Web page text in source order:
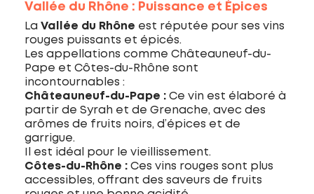
Vallée du Rhône : Puissance et Épices
La Vallée du Rhône est réputée pour ses vins
rouges puissants et épicés.
Les appellations comme Châteauneuf-du-
Pape et Côtes-du-Rhône sont
incontournables :
Châteauneuf-du-Pape : Ce vin est élaboré à
partir de Syrah et de Grenache, avec des
arômes de fruits noirs, d’épices et de
garrigue.
Il est idéal pour le vieillissement.
Côtes-du-Rhône : Ces vins rouges sont plus
accessibles, offrant des saveurs de fruits